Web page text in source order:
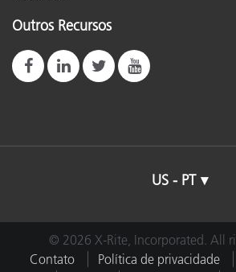
Outros Recursos
US - PT
© 2026 X-Rite, Incorporated. All
Contato
Política de privacidade